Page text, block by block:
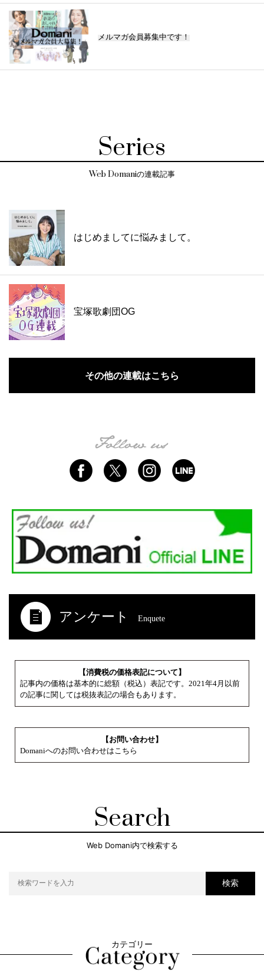
メルマガ会員募集中です！
Series
Web Domaniの連載記事
はじめましてに悩みまして。
宝塚歌劇団OG
その他の連載はこちら
アンケート Enquete
【消費税の価格表記について】
記事内の価格は基本的に総額（税込）表記です。2021年4月以前
の記事に関しては税抜表記の場合もあります。
【お問い合わせ】
Domaniへのお問い合わせはこちら
Search
Web Domani内で検索する
検索
カテゴリー